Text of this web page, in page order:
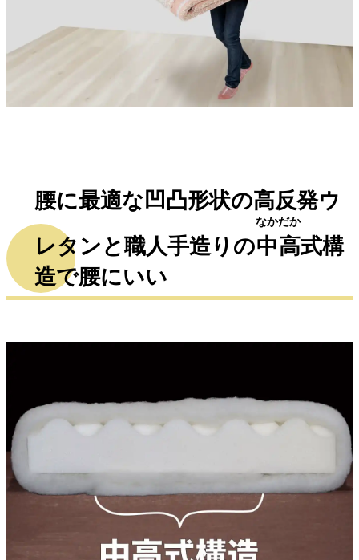
腰に最適な凹凸形状の高反発ウ
レタンと職人手造りの中高
なかだか
式構
造で腰にいい